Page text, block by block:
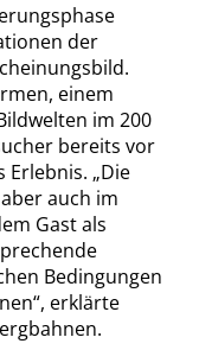
der
einem
im 200
bereits vor
„Die
auch im
Gast als
Bedingungen
erklärte